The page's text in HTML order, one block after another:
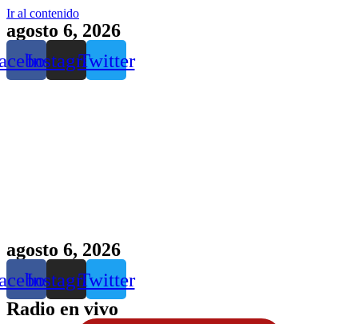
Ir al contenido
agosto 6, 2026
InstagramTwitter
agosto 6, 2026
InstagramTwitter
Radio en vivo